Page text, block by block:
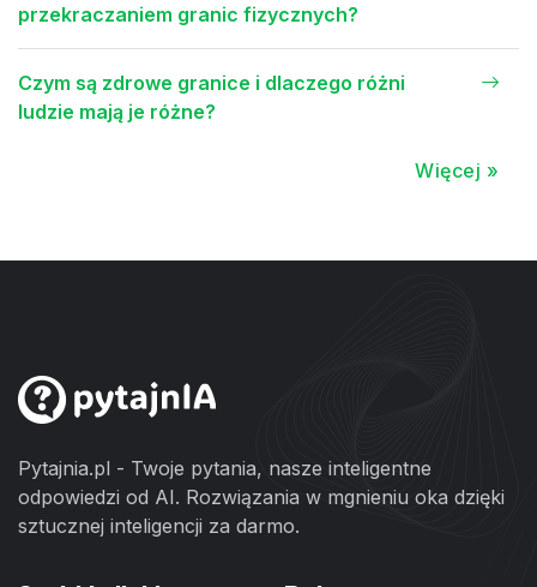
przekraczaniem granic fizycznych?
Czym są zdrowe granice i dlaczego różni
ludzie mają je różne?
Więcej »
Pytajnia.pl - Twoje pytania, nasze inteligentne
odpowiedzi od AI. Rozwiązania w mgnieniu oka dzięki
sztucznej inteligencji za darmo.